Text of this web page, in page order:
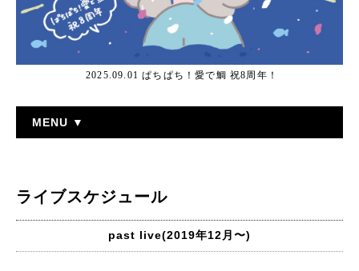
2025.09.01 ぱちぱち！愛で鯛 祝8周年！
MENU ▼
ライブスケジュール
past live(2019年12月〜)